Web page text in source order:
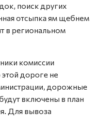
поиск других
отсыпка ям щебнем
в региональном
комиссии
дороге не
дорожные
включены в план
Для вывоза